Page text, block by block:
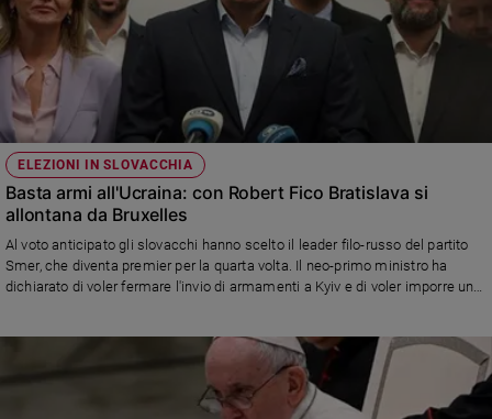
Sport
Papa
Papa
Chiesa
Chiesa
Santi
ELEZIONI IN SLOVACCHIA
Basta armi all'Ucraina: con Robert Fico Bratislava si
allontana da Bruxelles
Al voto anticipato gli slovacchi hanno scelto il leader filo-russo del partito
Smer, che diventa premier per la quarta volta. Il neo-primo ministro ha
dichiarato di voler fermare l'invio di armamenti a Kyiv e di voler imporre uno